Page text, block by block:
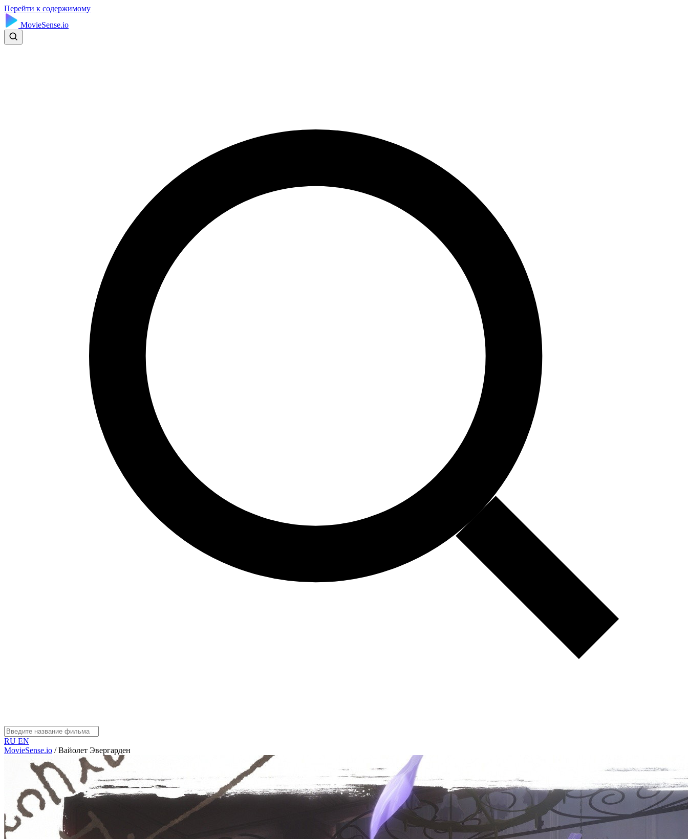
Перейти к содержимому
MovieSense.io
RU EN
MovieSense.io / Вайолет Эвергарден